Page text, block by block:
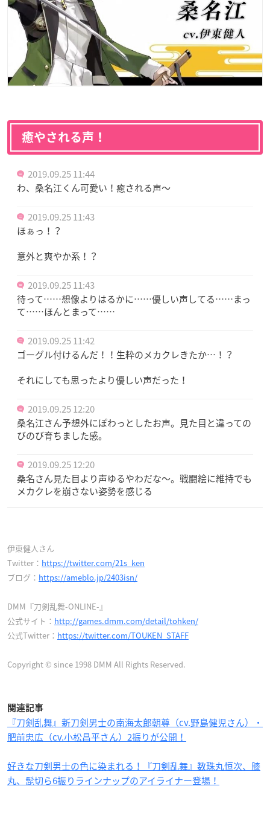
癒やされる声！
2019.09.25 11:44
わ、桑名江くん可愛い！癒される声〜
2019.09.25 11:43
ほぁっ！？
意外と爽やか系！？
2019.09.25 11:43
待って……想像よりはるかに……優しい声してる……まっ
て……ほんとまって……
2019.09.25 11:42
ゴーグル付けるんだ！！生粋のメカクレきたか…！？
それにしても思ったより優しい声だった！
2019.09.25 12:20
桑名江さん予想外にぽわっとしたお声。見た目と違っての
びのび育ちました感。
2019.09.25 12:20
桑名さん見た目より声ゆるやわだな〜。戦闘絵に維持でも
メカクレを崩さない姿勢を感じる
伊東健人さん
Twitter： https://twitter.com/21s_ken
ブログ： https://ameblo.jp/2403isn/
DMM『刀剣乱舞-ONLINE-』
公式サイト： http://games.dmm.com/detail/tohken/
公式Twitter： https://twitter.com/TOUKEN_STAFF
Copyright © since 1998 DMM All Rights Reserved.
関連記事
『刀剣乱舞』新刀剣男士の南海太郎朝尊（cv.野島健児さん）・
肥前忠広（cv.小松昌平さん）2振りが公開！
好きな刀剣男士の色に染まれる！『刀剣乱舞』数珠丸恒次、膝
丸、髭切ら6振りラインナップのアイライナー登場！